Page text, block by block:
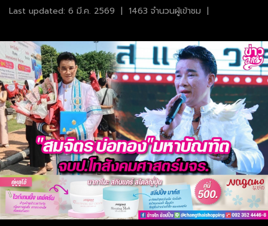
Last updated: 6 มี.ค. 2569 | 1463 จำนวนผู้เข้าชม |